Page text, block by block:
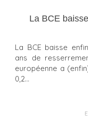
La BCE
La BCE baisse
ans de
européenne a
0,2...